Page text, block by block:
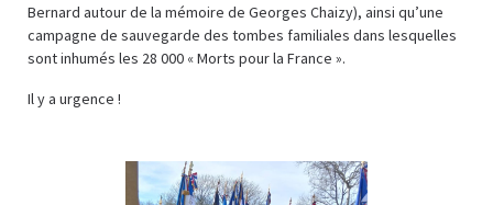
Bernard autour de la mémoire de Georges Chaizy), ainsi qu’une
campagne de sauvegarde des tombes familiales dans lesquelles
sont inhumés les 28 000 « Morts pour la France ».
Il y a urgence !